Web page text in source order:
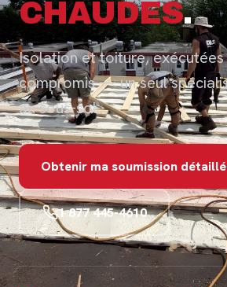
CHAUDES.
Isolation et toiture, exécutées
compromis — un seul
au sous-sol.
Obtenir ma soumission
1 877 445-4610